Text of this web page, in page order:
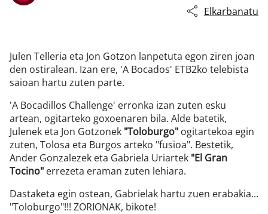
Elkarbanatu
Julen Telleria eta Jon Gotzon lanpetuta egon ziren joan
den ostiralean. Izan ere, 'A Bocados' ETB2ko telebista
saioan hartu zuten parte.
'A Bocadillos Challenge' erronka izan zuten esku
artean, ogitarteko goxoenaren bila. Alde batetik,
Julenek eta Jon Gotzonek "Toloburgo" ogitartekoa egin
zuten, Tolosa eta Burgos arteko "fusioa". Bestetik,
Ander Gonzalezek eta Gabriela Uriartek "El Gran
Tocino" errezeta eraman zuten lehiara.
Dastaketa egin ostean, Gabrielak hartu zuen erabakia...
"Toloburgo"!!! ZORIONAK, bikote!